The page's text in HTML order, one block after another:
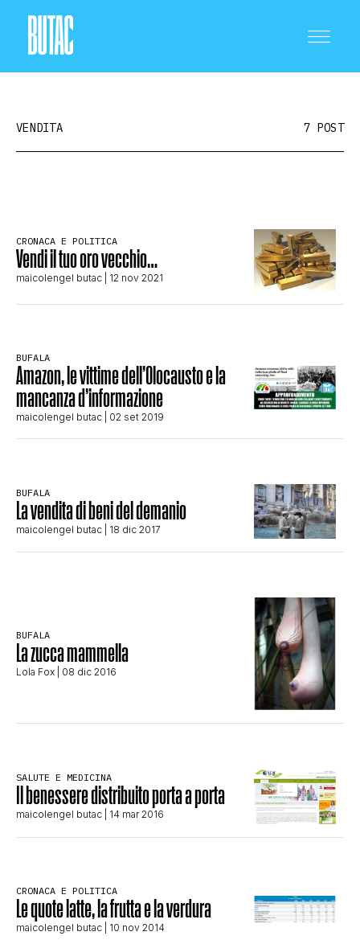
SCIENZA E TECNOLOGIA
STORIA E CITAZIONI
COMPLOTTI, LEGGENDE URBANE ED
EVERGREEN
TRUFFE E SOCIAL NETWORK
CONTATTI
VENDITA 7 POST
CRONACA E POLITICA
Vendi il tuo oro vecchio…
maicolengel butac | 12 nov 2021
BUFALA
Amazon, le vittime dell’Olocausto e la
mancanza d’informazione
maicolengel butac | 02 set 2019
BUFALA
La vendita di beni del demanio
maicolengel butac | 18 dic 2017
BUFALA
La zucca mammella
Lola Fox | 08 dic 2016
SALUTE E MEDICINA
Il benessere distribuito porta a porta
maicolengel butac | 14 mar 2016
CRONACA E POLITICA
Le quote latte, la frutta e la verdura
maicolengel butac | 10 nov 2014